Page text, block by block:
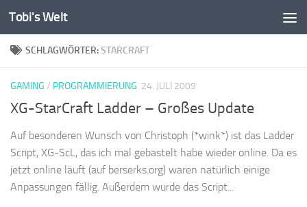
Zum Inhalt springen
Tobi's Welt
SCHLAGWÖRTER:STARCRAFT
GAMING / PROGRAMMIERUNG 24. JULI 2009
XG-StarCraft Ladder – Großes Update
Auf besonderen Wunsch von Christoph (*wink*) ist das Ladder
Script, XG-ScL, das ich mal gebastelt habe wieder online. Da es
jetzt online läuft (auf berserks.org) waren natürlich einige
Anpassungen fällig. Außerdem wurde das Script...